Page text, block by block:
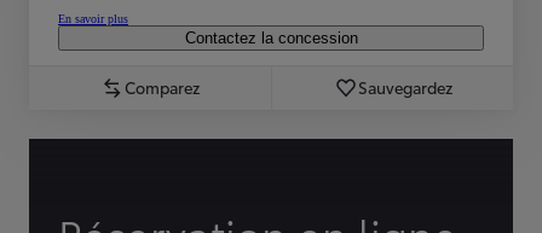
En savoir plus
Contactez la concession
Comparez Sauvegardez